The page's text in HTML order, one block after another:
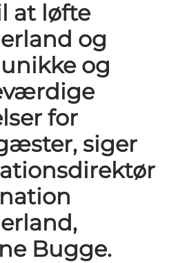
at løfte
og
og
for
siger
Bugge.